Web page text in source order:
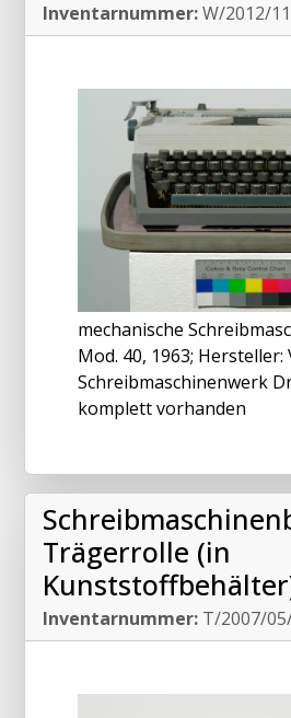
Inventarnummer:W/2012/
mechanische
Mod. 40, 1963; Hersteller:
Schreibmaschinenwerk
komplett vorhanden
Trägerrolle (in
Inventarnummer: T/2007/